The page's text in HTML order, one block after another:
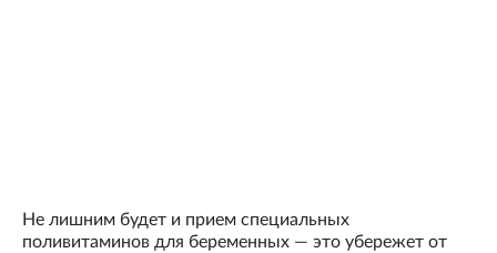
Не лишним будет и прием специальных
поливитаминов для беременных — это убережет от